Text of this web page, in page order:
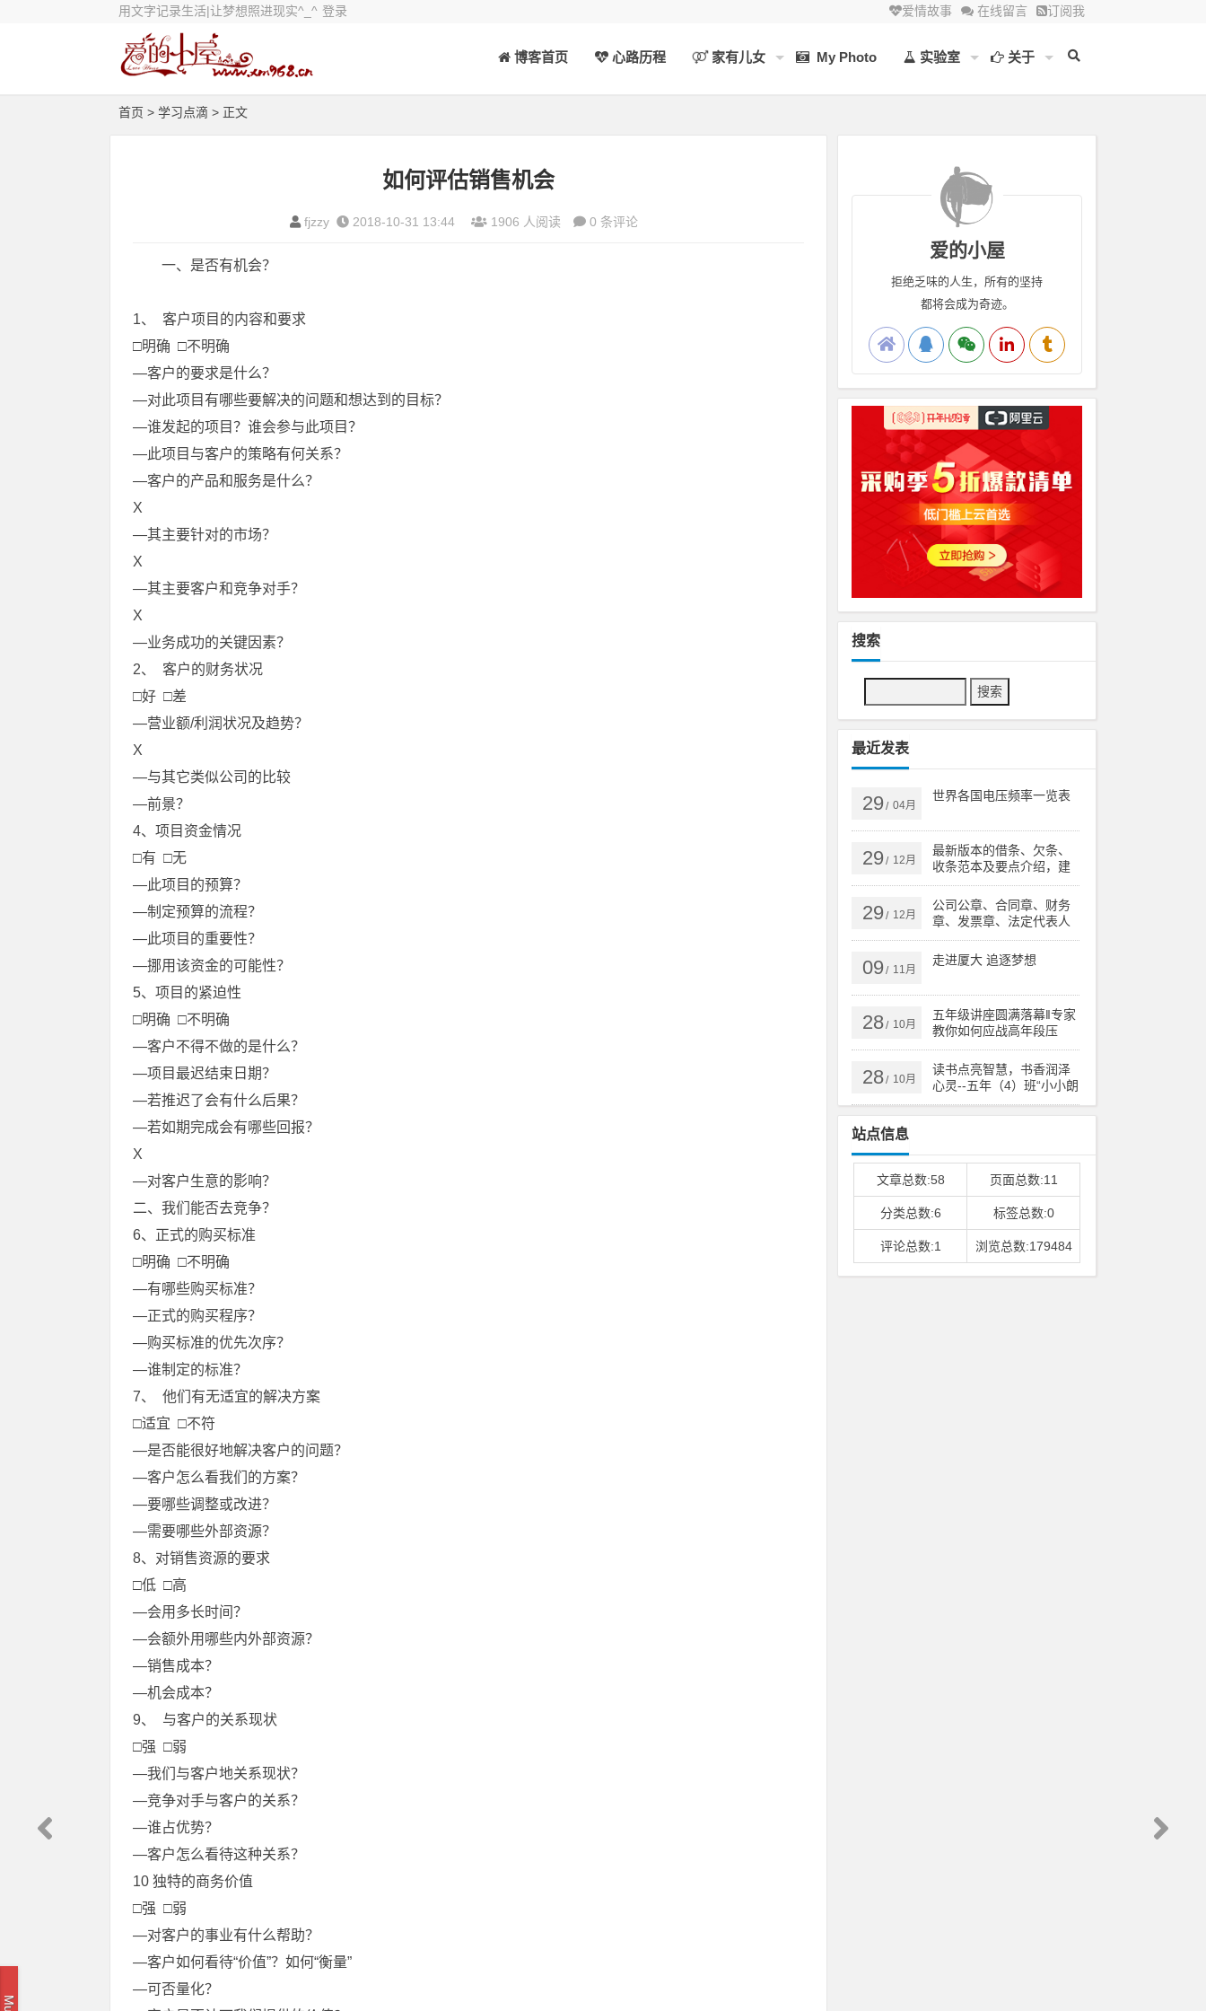
用文字记录生活|让梦想照进现实^_^ 登录 爱情故事 在线留言 订阅我
博客首页 心路历程 家有儿女 My Photo 实验室 关于
首页 > 学习点滴 > 正文
如何评估销售机会
fjzzy 2018-10-31 13:44 1906 人阅读 0 条评论
一、是否有机会？
1、 客户项目的内容和要求
□明确 □不明确
—客户的要求是什么？
—对此项目有哪些要解决的问题和想达到的目标？
—谁发起的项目？谁会参与此项目？
—此项目与客户的策略有何关系？
—客户的产品和服务是什么？
X
—其主要针对的市场？
X
—其主要客户和竞争对手？
X
—业务成功的关键因素？
2、 客户的财务状况
□好 □差
—营业额/利润状况及趋势？
X
—与其它类似公司的比较
—前景？
4、项目资金情况
□有 □无
—此项目的预算？
—制定预算的流程？
—此项目的重要性？
—挪用该资金的可能性？
5、项目的紧迫性
□明确 □不明确
—客户不得不做的是什么？
—项目最迟结束日期？
—若推迟了会有什么后果？
—若如期完成会有哪些回报？
X
—对客户生意的影响？
二、我们能否去竞争？
6、正式的购买标准
□明确 □不明确
—有哪些购买标准？
—正式的购买程序？
—购买标准的优先次序？
—谁制定的标准？
7、 他们有无适宜的解决方案
□适宜 □不符
—是否能很好地解决客户的问题？
—客户怎么看我们的方案？
—要哪些调整或改进？
—需要哪些外部资源？
8、对销售资源的要求
□低 □高
—会用多长时间？
—会额外用哪些内外部资源？
—销售成本？
—机会成本？
9、 与客户的关系现状
□强 □弱
—我们与客户地关系现状？
—竞争对手与客户的关系？
—谁占优势？
—客户怎么看待这种关系？
10 独特的商务价值
□强 □弱
—对客户的事业有什么帮助？
—客户如何看待“价值”？如何“衡量”
—可否量化？
爱的小屋
拒绝乏味的人生，所有的坚持
都将会成为奇迹。
搜索
最近发表
29/ 04月
世界各国电压频率一览表
29/ 12月
最新版本的借条、欠条、
收条范本及要点介绍，建
议收藏
29/ 12月
公司公章、合同章、财务
章、发票章、法定代表人
印章有什么区别？
09/ 11月
走进厦大 追逐梦想
28/ 10月
五年级讲座圆满落幕‖专家
教你如何应战高年段压
力！
28/ 10月
读书点亮智慧，书香润泽
心灵--五年（4）班“小小朗
读者”活动
站点信息
文章总数:58 页面总数:11
分类总数:6 标签总数:0
评论总数:1 浏览总数:179484